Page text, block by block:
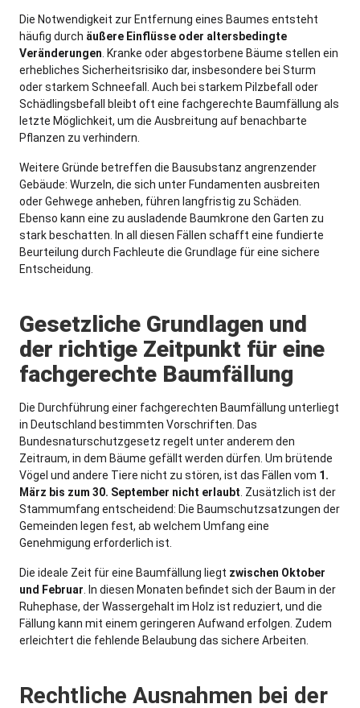
Die Notwendigkeit zur Entfernung eines Baumes entsteht
häufig durch äußere Einflüsse oder altersbedingte
Veränderungen . Kranke oder abgestorbene Bäume stellen ein
erhebliches Sicherheitsrisiko dar, insbesondere bei Sturm
oder starkem Schneefall. Auch bei starkem Pilzbefall oder
Schädlingsbefall bleibt oft eine fachgerechte Baumfällung als
letzte Möglichkeit, um die Ausbreitung auf benachbarte
Pflanzen zu verhindern.
Weitere Gründe betreffen die Bausubstanz angrenzender
Gebäude: Wurzeln, die sich unter Fundamenten ausbreiten
oder Gehwege anheben, führen langfristig zu Schäden.
Ebenso kann eine zu ausladende Baumkrone den Garten zu
stark beschatten. In all diesen Fällen schafft eine fundierte
Beurteilung durch Fachleute die Grundlage für eine sichere
Entscheidung.
Gesetzliche Grundlagen und
der richtige Zeitpunkt für eine
fachgerechte Baumfällung
Die Durchführung einer fachgerechten Baumfällung unterliegt
in Deutschland bestimmten Vorschriften. Das
Bundesnaturschutzgesetz regelt unter anderem den
Zeitraum, in dem Bäume gefällt werden dürfen. Um brütende
Vögel und andere Tiere nicht zu stören, ist das Fällen vom 1.
März bis zum 30. September nicht erlaubt . Zusätzlich ist der
Stammumfang entscheidend: Die Baumschutzsatzungen der
Gemeinden legen fest, ab welchem Umfang eine
Genehmigung erforderlich ist.
Die ideale Zeit für eine Baumfällung liegt zwischen Oktober
und Februar . In diesen Monaten befindet sich der Baum in der
Ruhephase, der Wassergehalt im Holz ist reduziert, und die
Fällung kann mit einem geringeren Aufwand erfolgen. Zudem
erleichtert die fehlende Belaubung das sichere Arbeiten.
Rechtliche Ausnahmen bei der